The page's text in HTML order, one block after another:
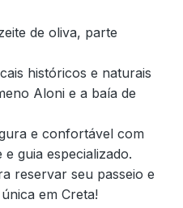
de oliva, parte
históricos e naturais
Aloni e a baía de
e confortável com
guia especializado.
reservar seu passeio e
em Creta!